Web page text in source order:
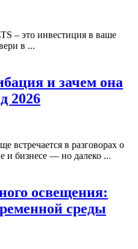
– это инвестиция в ваше
в ...
и зачем она
2026
встречается в разговорах о
и бизнесе — но далеко ...
освещения:
среды